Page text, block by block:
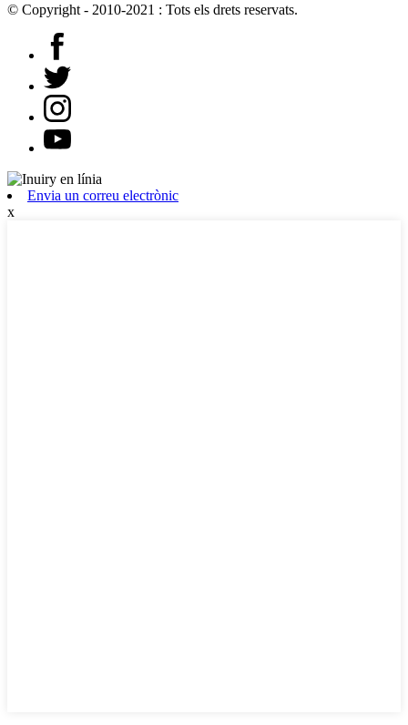
© Copyright - 2010-2021 : Tots els drets reservats.
Envia un correu electrònic
x